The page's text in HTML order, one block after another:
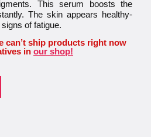
This serum boosts the
The skin appears healthy-
of fatigue.
can’t ship products right now
in our shop!